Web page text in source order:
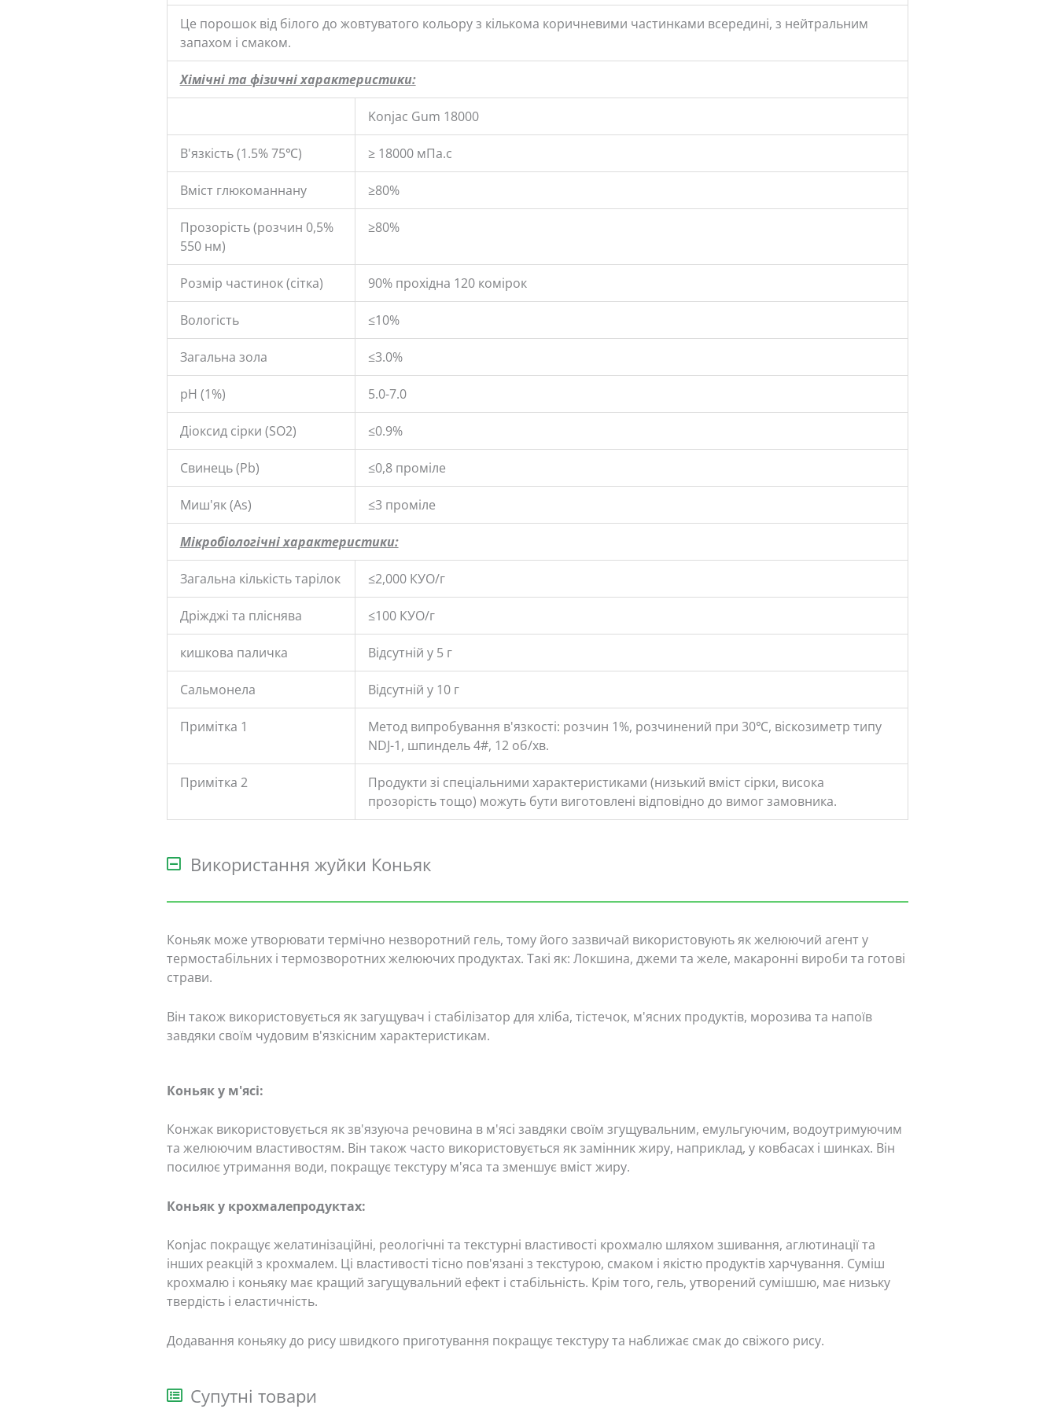
Це порошок від білого до жовтуватого кольору з кількома коричневими частинками всередині, з нейтральним
запахом і смаком.
Хімічні та фізичні характеристики:
Konjac Gum 18000
В'язкість (1.5% 75℃) ≥ 18000 мПа.с
Вміст глюкоманнану ≥80%
Прозорість (розчин 0,5%
550 нм)
≥80%
Розмір частинок (сітка) 90% прохідна 120 комірок
Вологість ≤10%
Загальна зола ≤3.0%
pH (1%) 5.0-7.0
Діоксид сірки (SO2) ≤0.9%
Свинець (Pb) ≤0,8 проміле
Миш'як (As) ≤3 проміле
Мікробіологічні характеристики:
Загальна кількість тарілок ≤2,000 КУО/г
Дріжджі та пліснява ≤100 КУО/г
кишкова паличка Відсутній у 5 г
Сальмонела Відсутній у 10 г
Примітка 1
Метод випробування в'язкості: розчин 1%, розчинений при 30℃, віскозиметр типу
NDJ-1, шпиндель 4#, 12 об/хв.
Примітка 2
Продукти зі спеціальними характеристиками (низький вміст сірки, висока
прозорість тощо) можуть бути виготовлені відповідно до вимог замовника.
Використання жуйки Коньяк
Коньяк може утворювати термічно незворотний гель, тому його зазвичай використовують як желюючий агент у
термостабільних і термозворотних желюючих продуктах. Такі як: Локшина, джеми та желе, макаронні вироби та готові
страви.
Він також використовується як загущувач і стабілізатор для хліба, тістечок, м'ясних продуктів, морозива та напоїв
завдяки своїм чудовим в'язкісним характеристикам.
Коньяк у м'ясі:
Конжак використовується як зв'язуюча речовина в м'ясі завдяки своїм згущувальним, емульгуючим, водоутримуючим
та желюючим властивостям. Він також часто використовується як замінник жиру, наприклад, у ковбасах і шинках. Він
посилює утримання води, покращує текстуру м'яса та зменшує вміст жиру.
Коньяк у крохмалепродуктах:
Konjac покращує желатинізаційні, реологічні та текстурні властивості крохмалю шляхом зшивання, аглютинації та
інших реакцій з крохмалем. Ці властивості тісно пов'язані з текстурою, смаком і якістю продуктів харчування. Суміш
крохмалю і коньяку має кращий загущувальний ефект і стабільність. Крім того, гель, утворений сумішшю, має низьку
твердість і еластичність.
Додавання коньяку до рису швидкого приготування покращує текстуру та наближає смак до свіжого рису.
Супутні товари